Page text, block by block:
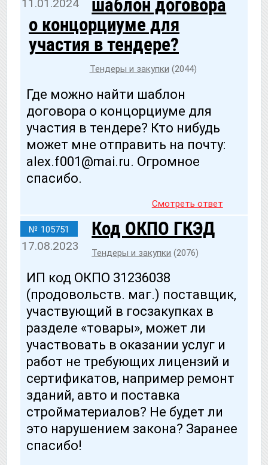
11.01.2024
шаблон договора
о концорциуме для
участия в тендере?
Тендеры и закупки (2044)
Где можно найти шаблон
договора о концорциуме для
участия в тендере? Кто нибудь
может мне отправить на почту:
alex.f001@mai.ru. Огромное
спасибо.
Смотреть ответ
№ 105751
17.08.2023
Код ОКПО ГКЭД
Тендеры и закупки (2076)
ИП код ОКПО 31236038
(продовольств. маг.) поставщик,
участвующий в госзакупках в
разделе «товары», может ли
участвовать в оказании услуг и
работ не требующих лицензий и
сертификатов, например ремонт
зданий, авто и поставка
стройматериалов? Не будет ли
это нарушением закона? Заранее
спасибо!